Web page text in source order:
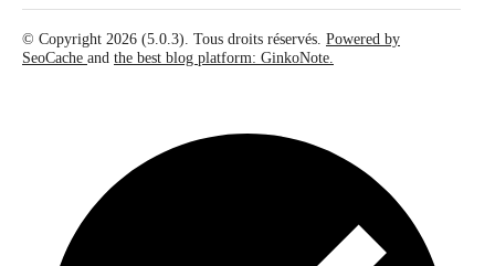
© Copyright 2026 (5.0.3). Tous droits réservés. Powered by
SeoCache and the best blog platform: GinkoNote.